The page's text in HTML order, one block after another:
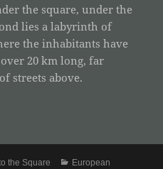
the square, under the
lies a labyrinth of
the inhabitants have
20 km long, far
streets above.
the Square Categories
European